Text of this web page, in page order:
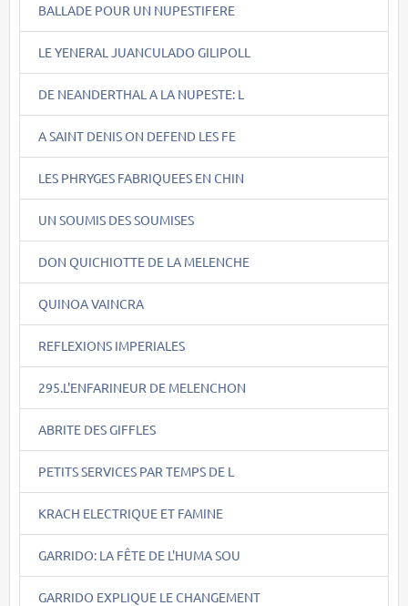
BALLADE POUR UN NUPESTIFERE
LE YENERAL JUANCULADO GILIPOLL
DE NEANDERTHAL A LA NUPESTE: L
A SAINT DENIS ON DEFEND LES FE
LES PHRYGES FABRIQUEES EN CHIN
UN SOUMIS DES SOUMISES
DON QUICHIOTTE DE LA MELENCHE
QUINOA VAINCRA
REFLEXIONS IMPERIALES
295.L'ENFARINEUR DE MELENCHON
ABRITE DES GIFFLES
PETITS SERVICES PAR TEMPS DE L
KRACH ELECTRIQUE ET FAMINE
GARRIDO: LA FÊTE DE L'HUMA SOU
GARRIDO EXPLIQUE LE CHANGEMENT